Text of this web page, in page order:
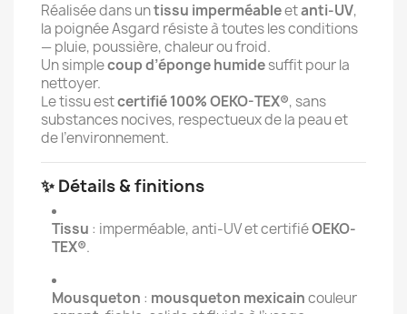
Réalisée dans untissu imperméableetanti-UV,
la poignée Asgard résiste à toutes les conditions
— pluie, poussière, chaleur ou froid.
Un simplecoup d’éponge humidesuffit pour la
nettoyer.
Le tissu estcertifié 100% OEKO-TEX®, sans
substances nocives, respectueux de la peau et
de l’environnement.
✨ Détails & finitions
Tissu : imperméable, anti-UV et certifiéOEKO-
TEX®.
Mousqueton : mousqueton mexicaincouleur